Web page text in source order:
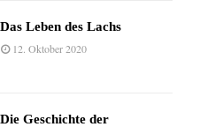
Das Leben des Lachs
12. Oktober 2020
Die Geschichte der